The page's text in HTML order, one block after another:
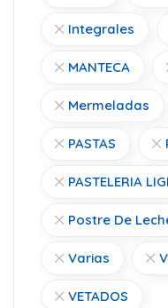
Integrales
MANTECA
Mermeladas
PASTAS
PASTELERIA
Postre De
Varias
VETADOS